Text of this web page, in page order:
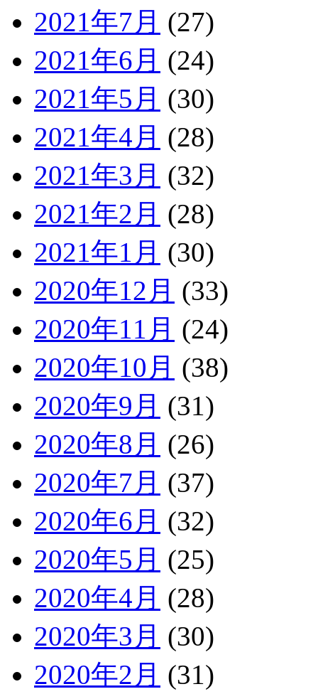
2021年7月 (27)
2021年6月 (24)
2021年5月 (30)
2021年4月 (28)
2021年3月 (32)
2021年2月 (28)
2021年1月 (30)
2020年12月 (33)
2020年11月 (24)
2020年10月 (38)
2020年9月 (31)
2020年8月 (26)
2020年7月 (37)
2020年6月 (32)
2020年5月 (25)
2020年4月 (28)
2020年3月 (30)
2020年2月 (31)